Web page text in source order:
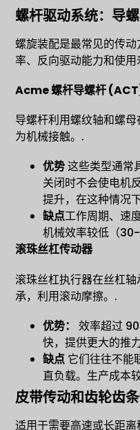
螺杆驱动系统：导
螺旋装配是最常见的传
率、反向驱动能力和使用
Acme 螺杆导螺杆
导螺杆利用螺纹轴和螺
为机械接触。.
优势这些类型通常
关闭时不会使电机
提升，在这种情况
缺点工作周期、速
机械效率较低（
滚珠丝杠传动器
滚珠丝杠执行器在丝杠
承，利用滚动摩擦。.
优势：
效率超过
快，提供更大的推
缺点 它们往往不能
直负载。生产成本
皮带传动和齿轮齿
适用于需要高速或长距